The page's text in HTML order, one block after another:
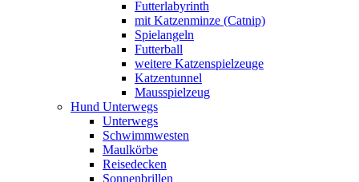
Futterlabyrinth
mit Katzenminze (Catnip)
Spielangeln
Futterball
weitere Katzenspielzeuge
Katzentunnel
Mausspielzeug
Hund Unterwegs
Unterwegs
Schwimmwesten
Maulkörbe
Reisedecken
Sonnenbrillen